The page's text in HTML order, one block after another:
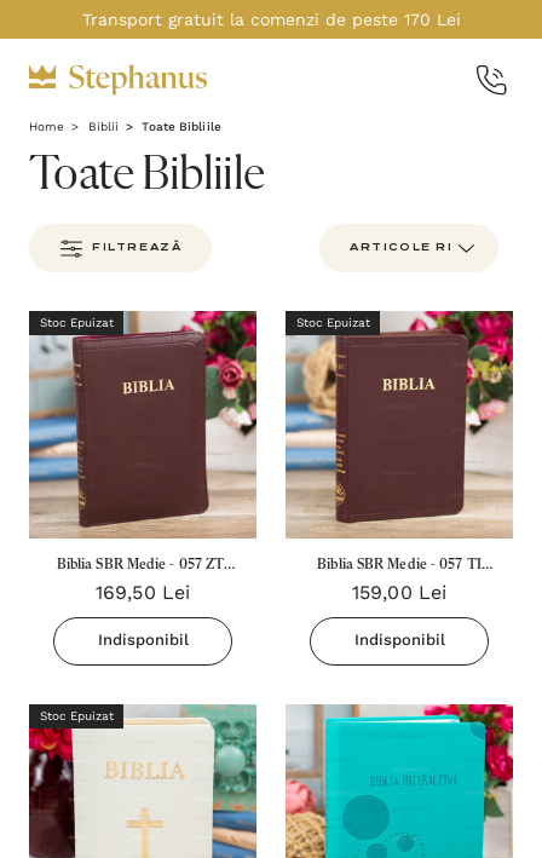
Transport gratuit la comenzi de peste 170 Lei
Home Biblii Toate Bibliile
Toate Bibliile
FILTREAZĂ
Stoc Epuizat
Biblia SBR Medie - 057 ZTI
(Fermoar, Aurita, Index)
Grena Inchis
169,50 Lei
Indisponibil
Stoc Epuizat
Biblia SBR Medie - 057 TI
(Piele, Aurita, Index) - Grena
159,00 Lei
Indisponibil
Stoc Epuizat